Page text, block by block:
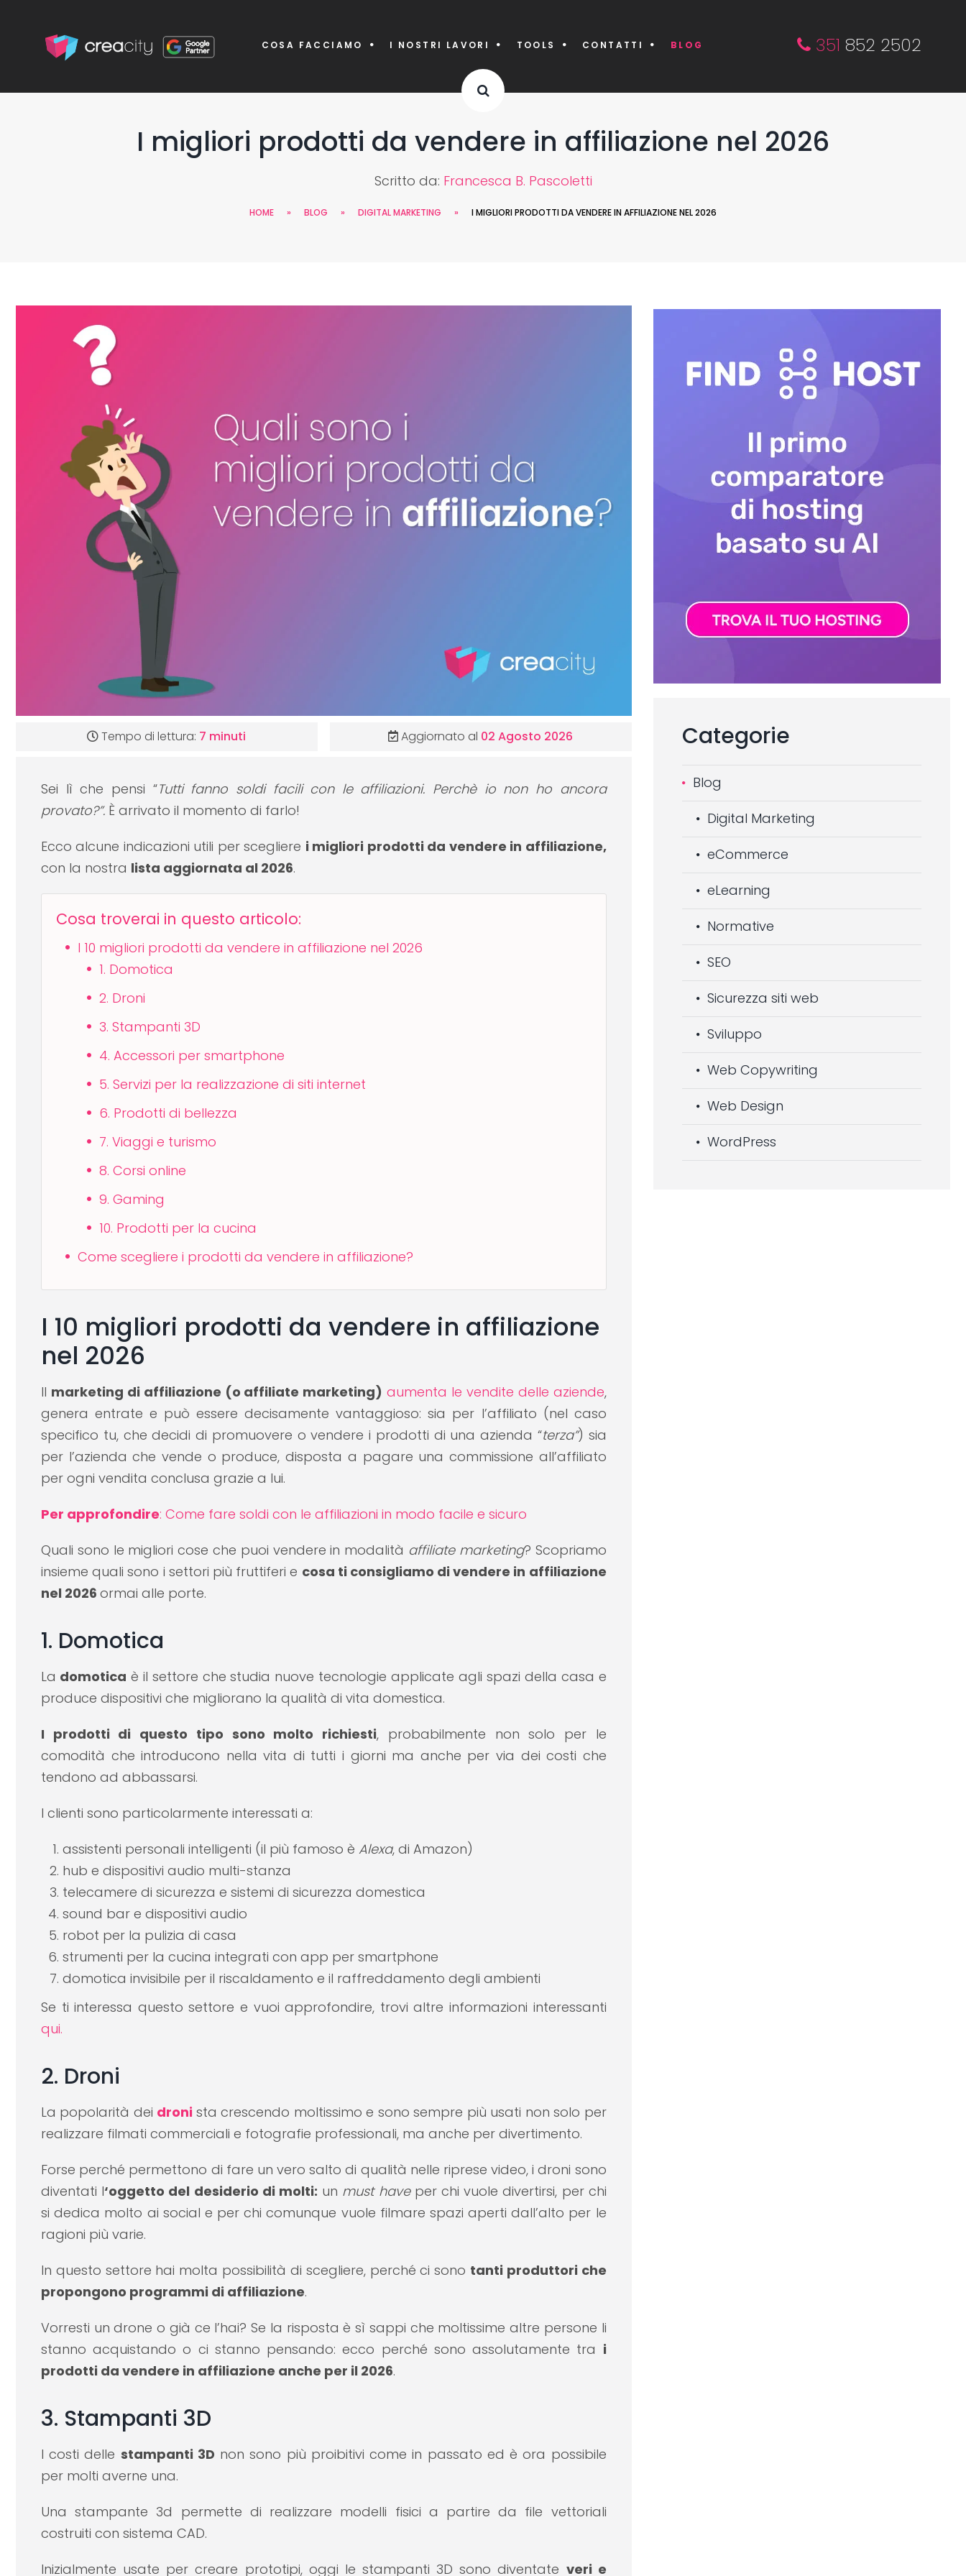
COSA FACCIAMO I NOSTRI LAVORI TOOLS CONTATTI BLOG 351 852 2502
I migliori prodotti da vendere in affiliazione nel 2026
Scritto da: Francesca B. Pascoletti
HOME » BLOG » DIGITAL MARKETING » I MIGLIORI PRODOTTI DA VENDERE IN AFFILIAZIONE NEL 2026
Tempo di lettura: 7 minuti Aggiornato al 02 Agosto 2026
Sei lì che pensi “Tutti fanno soldi facili con le affiliazioni. Perchè io non ho ancora
provato?”. È arrivato il momento di farlo!
Ecco alcune indicazioni utili per scegliere i migliori prodotti da vendere in affiliazione,
con la nostra lista aggiornata al 2026.
Cosa troverai in questo articolo:
I 10 migliori prodotti da vendere in affiliazione nel 2026
1. Domotica
2. Droni
3. Stampanti 3D
4. Accessori per smartphone
5. Servizi per la realizzazione di siti internet
6. Prodotti di bellezza
7. Viaggi e turismo
8. Corsi online
9. Gaming
10. Prodotti per la cucina
Come scegliere i prodotti da vendere in affiliazione?
I 10 migliori prodotti da vendere in affiliazione
nel 2026
Il marketing di affiliazione (o affiliate marketing) aumenta le vendite delle aziende,
genera entrate e può essere decisamente vantaggioso: sia per l’affiliato (nel caso
specifico tu, che decidi di promuovere o vendere i prodotti di una azienda “terza”) sia
per l’azienda che vende o produce, disposta a pagare una commissione all’affiliato
per ogni vendita conclusa grazie a lui.
Per approfondire: Come fare soldi con le affiliazioni in modo facile e sicuro
Quali sono le migliori cose che puoi vendere in modalità affiliate marketing? Scopriamo
insieme quali sono i settori più fruttiferi e cosa ti consigliamo di vendere in affiliazione
nel 2026 ormai alle porte.
1. Domotica
La domotica è il settore che studia nuove tecnologie applicate agli spazi della casa e
produce dispositivi che migliorano la qualità di vita domestica.
I prodotti di questo tipo sono molto richiesti, probabilmente non solo per le
comodità che introducono nella vita di tutti i giorni ma anche per via dei costi che
tendono ad abbassarsi.
I clienti sono particolarmente interessati a:
assistenti personali intelligenti (il più famoso è Alexa, di Amazon)
hub e dispositivi audio multi-stanza
telecamere di sicurezza e sistemi di sicurezza domestica
sound bar e dispositivi audio
robot per la pulizia di casa
strumenti per la cucina integrati con app per smartphone
domotica invisibile per il riscaldamento e il raffreddamento degli ambienti
Se ti interessa questo settore e vuoi approfondire, trovi altre informazioni interessanti
qui.
2. Droni
La popolarità dei droni sta crescendo moltissimo e sono sempre più usati non solo per
realizzare filmati commerciali e fotografie professionali, ma anche per divertimento.
Forse perché permettono di fare un vero salto di qualità nelle riprese video, i droni sono
diventati l‘oggetto del desiderio di molti: un must haveper chi vuole divertirsi, per chi
si dedica molto ai social e per chi comunque vuole filmare spazi aperti dall’alto per le
ragioni più varie.
In questo settore hai molta possibilità di scegliere, perché ci sono tanti produttori che
propongono programmi di affiliazione.
Vorresti un drone o già ce l’hai? Se la risposta è sì sappi che moltissime altre persone li
stanno acquistando o ci stanno pensando: ecco perché sono assolutamente tra i
prodotti da vendere in affiliazione anche per il 2026.
3. Stampanti 3D
I costi delle stampanti 3D non sono più proibitivi come in passato ed è ora possibile
per molti averne una.
Una stampante 3d permette di realizzare modelli fisici a partire da file vettoriali
costruiti con sistema CAD.
Inizialmente usate per creare prototipi, oggi le stampanti 3D sono diventate veri e
Categorie
Blog
Digital Marketing
eCommerce
eLearning
Normative
SEO
Sicurezza siti web
Sviluppo
Web Copywriting
Web Design
WordPress